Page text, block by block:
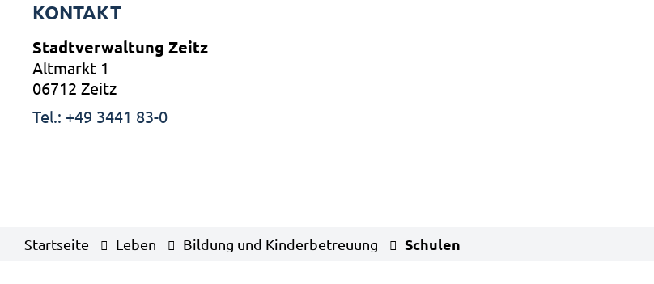
KONTAKT
Stadtverwaltung Zeitz
Altmarkt 1
06712 Zeitz
Tel.: +49 3441 83-0
Startseite Leben Bildung und Kinderbetreuung Schulen